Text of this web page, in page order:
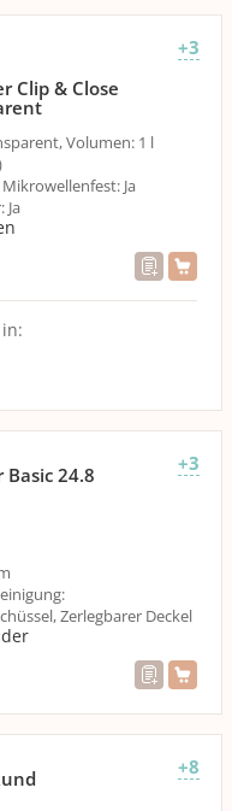
+3
Clip & Close
Volumen: 1 l
Ja
Ja
+3
Basic 24.8
Zerlegbarer Deckel
+8